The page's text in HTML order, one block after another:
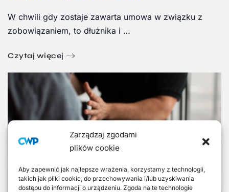
Zarządzaj zgodami
plików cookie
Aby zapewnić jak najlepsze wrażenia, korzystamy z technologii,
takich jak pliki cookie, do przechowywania i/lub uzyskiwania
dostępu do informacji o urządzeniu. Zgoda na te technologie
W chwili gdy zostaje zawarta umowa w związku z
zobowiązaniem, to dłużnika i …
Czytaj więcej